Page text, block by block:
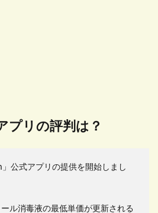
プリの評判は？
」公式アプリの提供を開始しまし
ル消毒液の最低単価が更新される